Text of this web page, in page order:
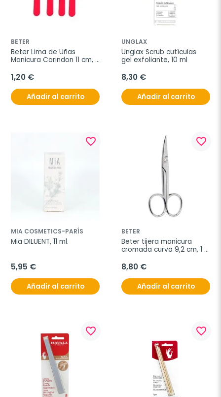
BETER
Beter Lima de Uñas
Manicura Corindon 11 cm,
1,20 €
Añadir al carrito
UNGLAX
Unglax Scrub cutículas
gel exfoliante, 10 ml
8,30 €
Añadir al carrito
favorite_border
MIA COSMETICS-PARÍS
Mia DILUENT, 11 ml.
5,95 €
Añadir al carrito
favorite_border
BETER
Beter tijera manicura
cromada curva 9,2 cm, 1
8,80 €
Añadir al carrito
favorite_border favorite_border